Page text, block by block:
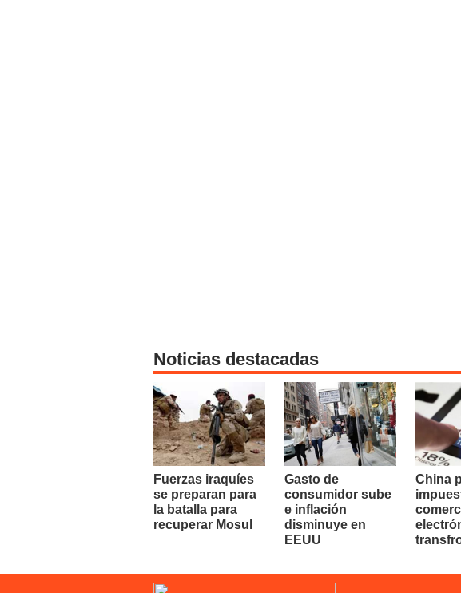
Noticias destacadas
Fuerzas iraquíes
se preparan para
la batalla para
recuperar Mosul
Gasto de
consumidor sube
e inflación
disminuye en
EEUU
China